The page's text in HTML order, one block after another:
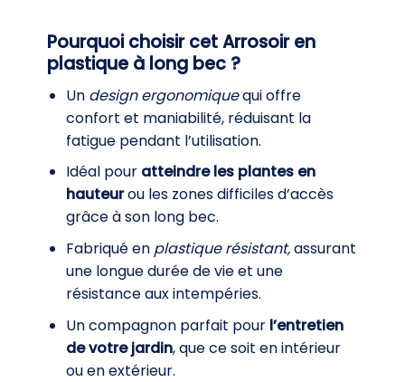
Pourquoi choisir cet Arrosoir en
plastique à long bec ?
Un design ergonomiquequi offre
confort et maniabilité, réduisant la
fatigue pendant l’utilisation.
Idéal pour atteindre les plantes en
hauteurou les zones difficiles d’accès
grâce à son long bec.
Fabriqué en plastique résistant,assurant
une longue durée de vie et une
résistance aux intempéries.
Un compagnon parfait pour l’entretien
de votre jardin, que ce soit en intérieur
ou en extérieur.